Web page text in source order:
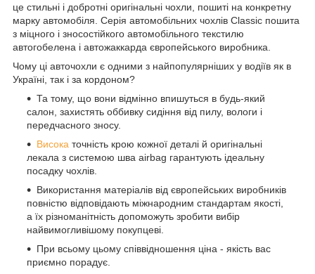
це стильні і добротні оригінальні чохли, пошиті на конкретну
марку автомобіля. Серія автомобільних чохлів Classic пошита
з міцного і зносостійкого автомобільного текстилю
автогобелена і автожаккарда європейського виробника.
Чому ці авточохли є одними з найпопулярніших у водіїв як в
Україні, так і за кордоном?
Та тому, що вони відмінно впишуться в будь-який
салон, захистять оббивку сидіння від пилу, вологи і
передчасного зносу.
Висока точність крою кожної деталі й оригінальні
лекала з системою шва airbag гарантують ідеальну
посадку чохлів.
Використання матеріалів від європейських виробників
повністю відповідають міжнародним стандартам якості,
а їх різноманітність допоможуть зробити вибір
найвимогливішому покупцеві.
При всьому цьому співвідношення ціна - якість вас
приємно порадує.